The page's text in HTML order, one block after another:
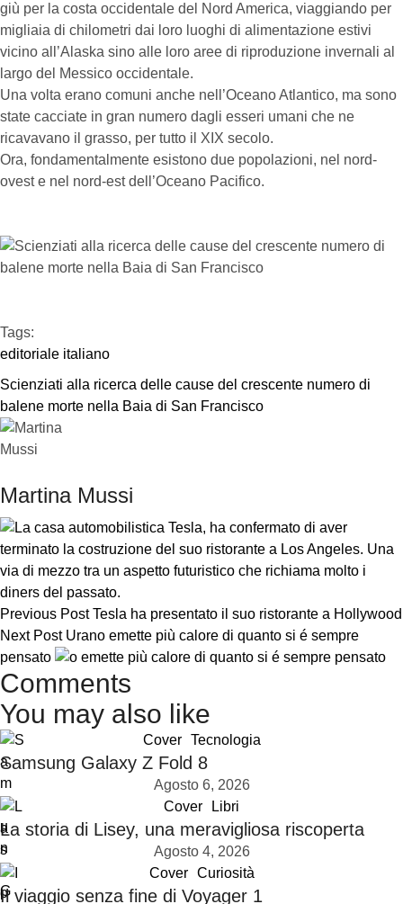
giù per la costa occidentale del Nord America, viaggiando per
migliaia di chilometri dai loro luoghi di alimentazione estivi
vicino all’Alaska sino alle loro aree di riproduzione invernali al
largo del Messico occidentale.
Una volta erano comuni anche nell’Oceano Atlantico, ma sono
state cacciate in gran numero dagli esseri umani che ne
ricavavano il grasso, per tutto il XIX secolo.
Ora, fondamentalmente esistono due popolazioni, nel nord-
ovest e nel nord-est dell’Oceano Pacifico.
Tags:
editoriale italiano
Scienziati alla ricerca delle cause del crescente numero di
balene morte nella Baia di San Francisco
Martina Mussi
Previous Post Tesla ha presentato il suo ristorante a Hollywood
Next Post Urano emette più calore di quanto si é sempre
pensato
Comments
You may also like
Cover Tecnologia
Samsung Galaxy Z Fold 8
Agosto 6, 2026
Cover
Libri
La storia di Lisey, una meravigliosa riscoperta
Agosto 4, 2026
Cover
Curiosità
Il viaggio senza fine di Voyager 1